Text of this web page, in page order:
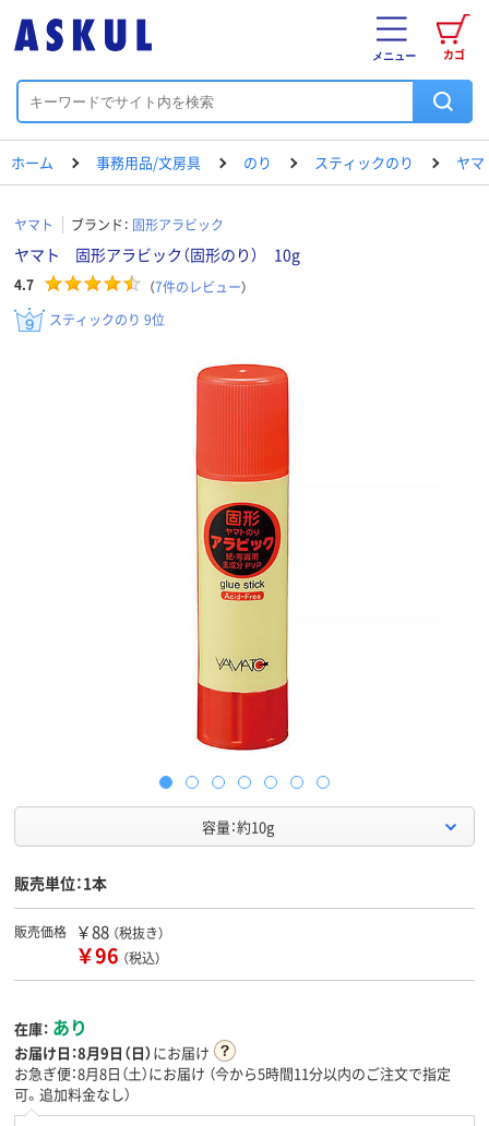
カゴ
メニュー
ホーム 事務用品/文房具 のり スティックのり ヤマ
ヤマト ブランド： 固形アラビック
ヤマト 固形アラビック（固形のり） 10g
4.7 （7件のレビュー）
スティックのり 9位
容量：約10g
販売単位：1本
販売価格 ￥88 （税抜き）
￥96 （税込）
在庫： あり
お届け日：8月9日（日）にお届け
お急ぎ便：8月8日（土）にお届け （今から5時間11分以内のご注文で指定
可。追加料金なし）